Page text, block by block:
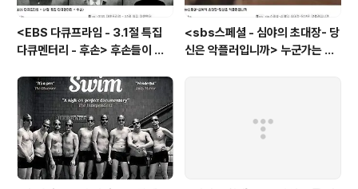
<EBS 다큐프라임 - 3.1절 특집
다큐멘터리 - 후손> 후손들이 말
고 후손들이 짊어진 삶의 무게
<sbs스페셜 - 심야의 초대장- 당
신은 악플러입니까> 누군가는 강